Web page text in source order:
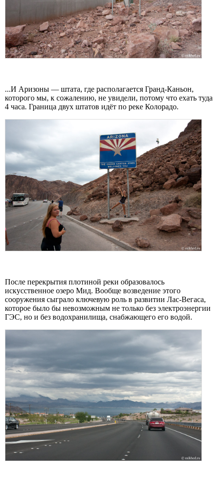
...И Аризоны — штата, где располагается Гранд-Каньон,
которого мы, к сожалению, не увидели, потому что ехать туда
4 часа. Граница двух штатов идёт по реке Колорадо.
После перекрытия плотиной реки образовалось
искусственное озеро Мид. Вообще возведение этого
сооружения сыграло ключевую роль в развитии Лас-Вегаса,
которое было бы невозможным не только без электроэнергии
ГЭС, но и без водохранилища, снабжающего его водой.